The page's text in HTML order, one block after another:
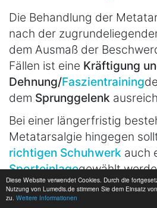
Diese Website verwendet Cookies. Durch die
Nutzung von Lumedis.de stimmen Sie dem Einsatz
zu. Weitere Informationen
Die Behandlung der
nach der
dem Ausmaß der
Fällen ist eine Kräftigung
Dehnung/Faszientraining
dem Sprunggelenk
Bei einer längerfristig
Metatarsalgie hingegen
richtigen Schuhwerk auch
Sporteinlagegewählt
Mittelfuß gezielt entlastet,
Fortschreiten und eine